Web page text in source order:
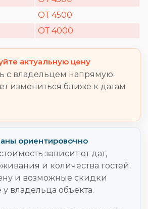
ОТ 4500
ОТ 4000
актуальную цену
с владельцем напрямую:
измениться ближе к датам
ориентировочно
зависит от дат,
и количества гостей.
и возможные скидки
у владельца объекта.